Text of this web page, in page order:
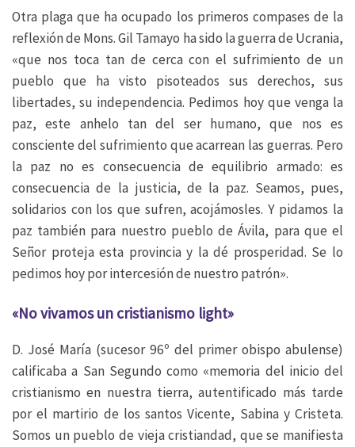
Otra plaga que ha ocupado los primeros compases de la
reflexión de Mons. Gil Tamayo ha sido la guerra de Ucrania,
«que nos toca tan de cerca con el sufrimiento de un
pueblo que ha visto pisoteados sus derechos, sus
libertades, su independencia. Pedimos hoy que venga la
paz, este anhelo tan del ser humano, que nos es
consciente del sufrimiento que acarrean las guerras. Pero
la paz no es consecuencia de equilibrio armado: es
consecuencia de la justicia, de la paz. Seamos, pues,
solidarios con los que sufren, acojámosles. Y pidamos la
paz también para nuestro pueblo de Ávila, para que el
Señor proteja esta provincia y la dé prosperidad. Se lo
pedimos hoy por intercesión de nuestro patrón».
«No vivamos un cristianismo light»
D. José María (sucesor 96º del primer obispo abulense)
calificaba a San Segundo como «memoria del inicio del
cristianismo en nuestra tierra, autentificado más tarde
por el martirio de los santos Vicente, Sabina y Cristeta.
Somos un pueblo de vieja cristiandad, que se manifiesta